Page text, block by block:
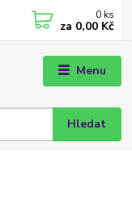
Menu
Hledat
0 ks
za 0,00 Kč